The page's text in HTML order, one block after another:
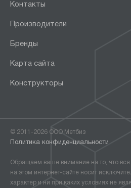
Контакты
Производители
Бренды
Карта сайта
Конструкторы
© 2011-2026 ООО Метбиз
Политика конфиденциальности
Обращаем ваше внимание на то, что
на этом интернет-сайте носит
характер и ни при каких условиях не